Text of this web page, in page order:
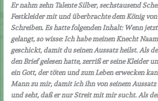
Er nahm zehn Talente Silber, sechstausend
Festkleider mit und überbrachte dem König
Schreiben. Es hatte folgenden Inhalt: Wenn
gelangt, so wisse: Ich habe meinen Knecht
geschickt, damit du seinen Aussatz heilst. Als
den Brief gelesen hatte, zerriß er seine Kleider
ein Gott, der töten und zum Leben erwecken
Mann zu mir, damit ich ihn von seinem
und seht, daß er nur Streit mit mir sucht. Als